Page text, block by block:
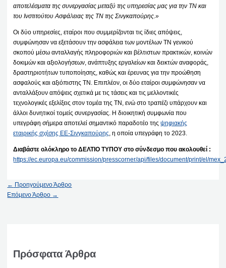
αποτελέσματα της συνεργασίας μεταξύ της υπηρεσίας μας για την ΤΝ και
του Ινστιτούτου Ασφάλειας της ΤΝ της Σινγκαπούρης.»
Οι δύο υπηρεσίες, εταίροι που συμμερίζονται τις ίδιες απόψεις,
συμφώνησαν να εξετάσουν την ασφάλεια των μοντέλων ΤΝ γενικού
σκοπού μέσω ανταλλαγής πληροφοριών και βέλτιστων πρακτικών, κοινών
δοκιμών και αξιολογήσεων, ανάπτυξης εργαλείων και δεικτών αναφοράς,
δραστηριοτήτων τυποποίησης, καθώς και έρευνας για την προώθηση
ασφαλούς και αξιόπιστης ΤΝ. Επιπλέον, οι δύο εταίροι συμφώνησαν να
ανταλλάξουν απόψεις σχετικά με τις τάσεις και τις μελλοντικές
τεχνολογικές εξελίξεις στον τομέα της ΤΝ, ενώ στο τραπέζι υπάρχουν και
άλλοι δυνητικοί τομείς συνεργασίας. Η διοικητική συμφωνία που
υπεγράφη σήμερα αποτελεί σημαντικό παραδοτέο τηςψηφιακής
εταιρικής σχέσης ΕΕ-Σινγκαπούρης, η οποία υπεγράφη το 2023.
Διαβάστε ολόκληρο το ΔΕΛΤΙΟ ΤΥΠΟΥ στο σύνδεσμο που ακολουθεί :
https://ec.europa.eu/commission/presscorner/api/files/document/print/el/
← Προηγούμενο Άρθρο
Επόμενο Άρθρο →
Πρόσφατα Άρθρα